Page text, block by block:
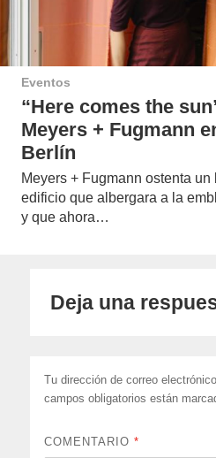
Eventos
“Here comes the
Meyers + Fugmann
Berlín
Meyers + Fugmann ostenta
edificio que albergara a la
y que ahora…
Deja una
Tu dirección de correo
campos obligatorios están
COMENTARIO*